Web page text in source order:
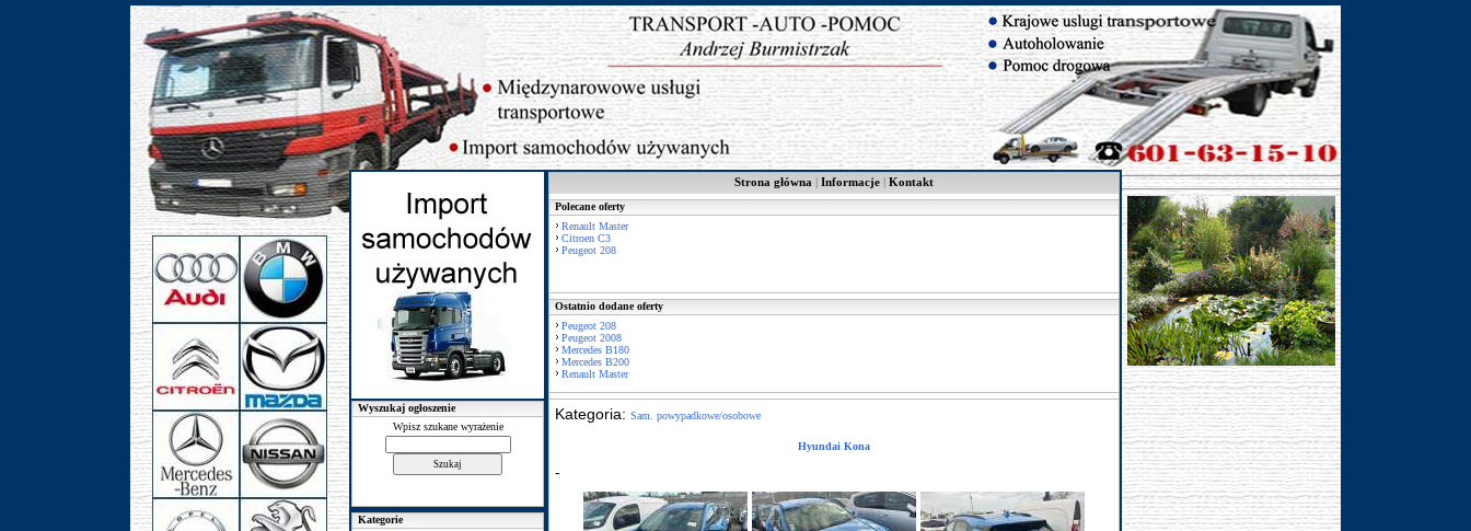
Wyszukaj ogłoszenie
Wpisz szukane wyrażenie
Kategorie
Strona główna | Informacje | Kontakt
Polecane oferty
Renault Master
Citroen C3
Peugeot 208
Ostatnio dodane oferty
Peugeot 208
Peugeot 2008
Mercedes B180
Mercedes B200
Renault Master
Kategoria: Sam. powypadkowe/osobowe
Hyundai Kona
-